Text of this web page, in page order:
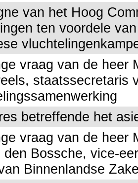
van het Hoog
ten voordele
vraag van de heer
staatssecretaris
betreffende het
vraag van de heer
den Bossche, vice-
Binnenlandse